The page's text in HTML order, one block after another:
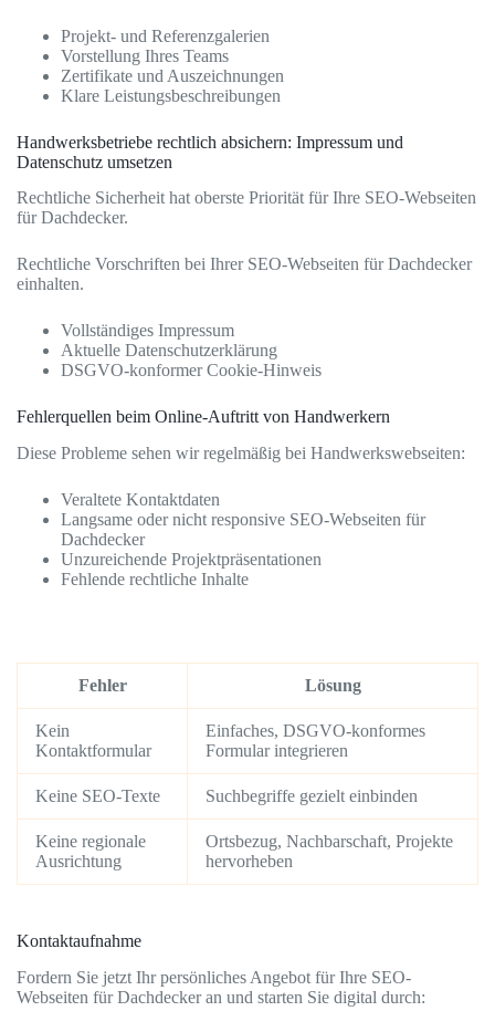
Projekt- und Referenzgalerien
Vorstellung Ihres Teams
Zertifikate und Auszeichnungen
Klare Leistungsbeschreibungen
Handwerksbetriebe rechtlich absichern: Impressum und
Datenschutz umsetzen
Rechtliche Sicherheit hat oberste Priorität für Ihre SEO-Webseiten
für Dachdecker.
Rechtliche Vorschriften bei Ihrer SEO-Webseiten für Dachdecker
einhalten.
Vollständiges Impressum
Aktuelle Datenschutzerklärung
DSGVO-konformer Cookie-Hinweis
Fehlerquellen beim Online-Auftritt von Handwerkern
Diese Probleme sehen wir regelmäßig bei Handwerkswebseiten:
Veraltete Kontaktdaten
Langsame oder nicht responsive SEO-Webseiten für
Dachdecker
Unzureichende Projektpräsentationen
Fehlende rechtliche Inhalte
Fehler Lösung
Kein
Kontaktformular
Einfaches, DSGVO-konformes
Formular integrieren
Keine SEO-Texte Suchbegriffe gezielt einbinden
Keine regionale
Ausrichtung
Ortsbezug, Nachbarschaft, Projekte
hervorheben
Kontaktaufnahme
Fordern Sie jetzt Ihr persönliches Angebot für Ihre SEO-
Webseiten für Dachdecker an und starten Sie digital durch: